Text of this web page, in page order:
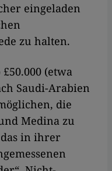
eingeladen
zu halten.
(etwa
Saudi-Arabien
die
Medina zu
in ihrer